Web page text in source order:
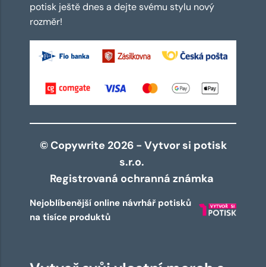
potisk ještě dnes a dejte svému stylu nový
rozměr!
© Copywrite 2026 - Vytvor si potisk
s.r.o.
Registrovaná ochranná známka
Nejoblíbenější online návrhář potisků
na tisíce produktů